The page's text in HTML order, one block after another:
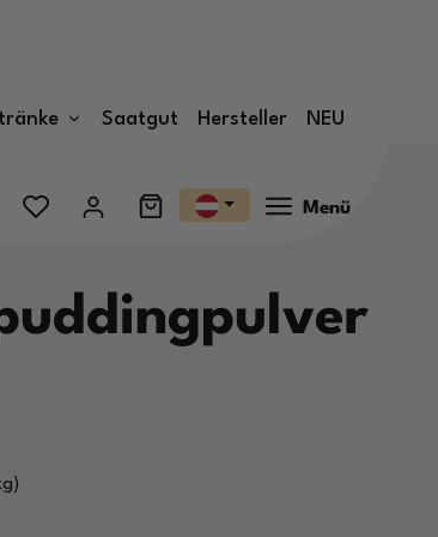
Saatgut Hersteller NEU
Menü